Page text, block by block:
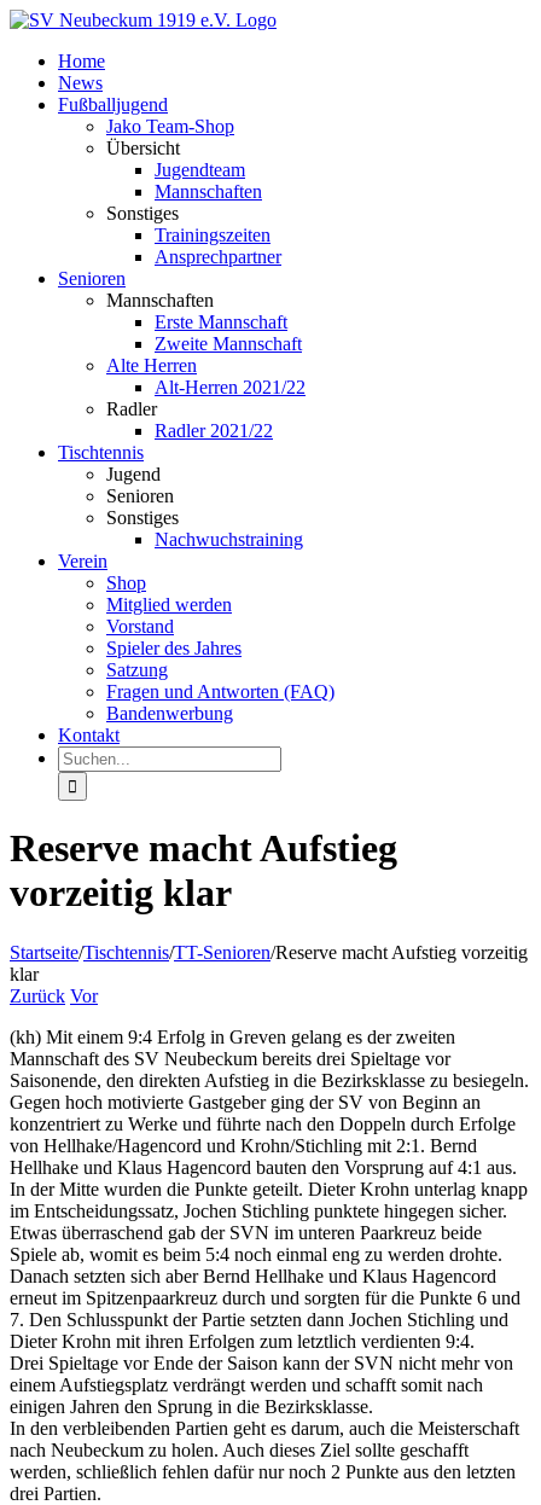
Zum
springenHome
News
Fußballjugend
Jako Team-Shop
Übersicht
Jugendteam
Mannschaften
Sonstiges
Trainingszeiten
Ansprechpartner
Senioren
Mannschaften
Erste Mannschaft
Zweite Mannschaft
Alte Herren
Alt-Herren 2021/22
Radler
Radler 2021/22
Tischtennis
Jugend
Senioren
Sonstiges
Nachwuchstraining
Verein
Shop
Mitglied werden
Vorstand
Spieler des Jahres
Satzung
Fragen und Antworten (FAQ)
Bandenwerbung
Kontakt
Suche
nach:
Reserve macht Aufstieg
vorzeitig klar
Startseite/Tischtennis/TT-Senioren/Reserve macht Aufstieg vorzeitig
klar
Zurück Vor
(kh) Mit einem 9:4 Erfolg in Greven gelang es der zweiten
Mannschaft des SV Neubeckum bereits drei Spieltage vor
Saisonende, den direkten Aufstieg in die Bezirksklasse zu besiegeln.
Gegen hoch motivierte Gastgeber ging der SV von Beginn an
konzentriert zu Werke und führte nach den Doppeln durch Erfolge
von Hellhake/Hagencord und Krohn/Stichling mit 2:1. Bernd
Hellhake und Klaus Hagencord bauten den Vorsprung auf 4:1 aus.
In der Mitte wurden die Punkte geteilt. Dieter Krohn unterlag knapp
im Entscheidungssatz, Jochen Stichling punktete hingegen sicher.
Etwas überraschend gab der SVN im unteren Paarkreuz beide
Spiele ab, womit es beim 5:4 noch einmal eng zu werden drohte.
Danach setzten sich aber Bernd Hellhake und Klaus Hagencord
erneut im Spitzenpaarkreuz durch und sorgten für die Punkte 6 und
7. Den Schlusspunkt der Partie setzten dann Jochen Stichling und
Dieter Krohn mit ihren Erfolgen zum letztlich verdienten 9:4.
Drei Spieltage vor Ende der Saison kann der SVN nicht mehr von
einem Aufstiegsplatz verdrängt werden und schafft somit nach
einigen Jahren den Sprung in die Bezirksklasse.
In den verbleibenden Partien geht es darum, auch die Meisterschaft
nach Neubeckum zu holen. Auch dieses Ziel sollte geschafft
werden, schließlich fehlen dafür nur noch 2 Punkte aus den letzten
drei Partien.